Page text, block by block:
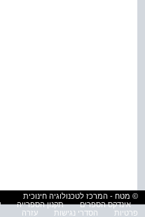
© מטח - המרכז לטכנולוגיה חינוכית
אינדקס הספרים
תקנון הספרייה
פרטיות
הסדרי נגישות עזרה